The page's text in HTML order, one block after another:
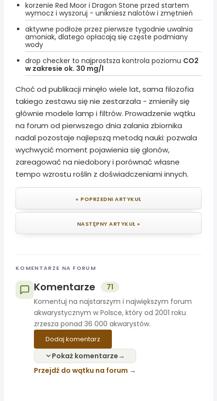
korzenie Red Moor i Dragon Stone przed startem
wymocz i wyszoruj - unikniesz nalotów i zmętnień
aktywne podłoże przez pierwsze tygodnie uwalnia
amoniak, dlatego opłacają się częste podmiany
wody
drop checker to najprostsza kontrola poziomu CO2
w zakresie ok. 30 mg/l
Choć od publikacji minęło wiele lat, sama filozofia
takiego zestawu się nie zestarzała - zmieniły się
głównie modele lamp i filtrów. Prowadzenie wątku
na forum od pierwszego dnia zalania zbiornika
nadal pozostaje najlepszą metodą nauki: pozwala
wychwycić moment pojawienia się glonów,
zareagować na niedobory i porównać własne
tempo wzrostu roślin z doświadczeniami innych.
« POPRZEDNI ARTYKUŁ
NASTĘPNY ARTYKUŁ »
KOMENTARZE NA FORUM
Komentarze
71
Komentuj na najstarszym i największym forum
akwarystycznym w Polsce, który od 2001 roku
zrzesza ponad 36 000 akwarystów.
Dodaj komentarz
Pokaż komentarze
Przejdź do wątku na forum